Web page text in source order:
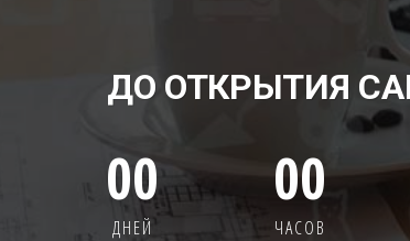
ДО ОТКРЫТИЯ
00
ДНЕЙ
00
ЧАСОВ